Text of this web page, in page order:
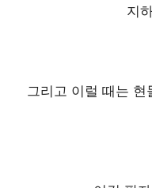
지
그리고 이럴 때는 현